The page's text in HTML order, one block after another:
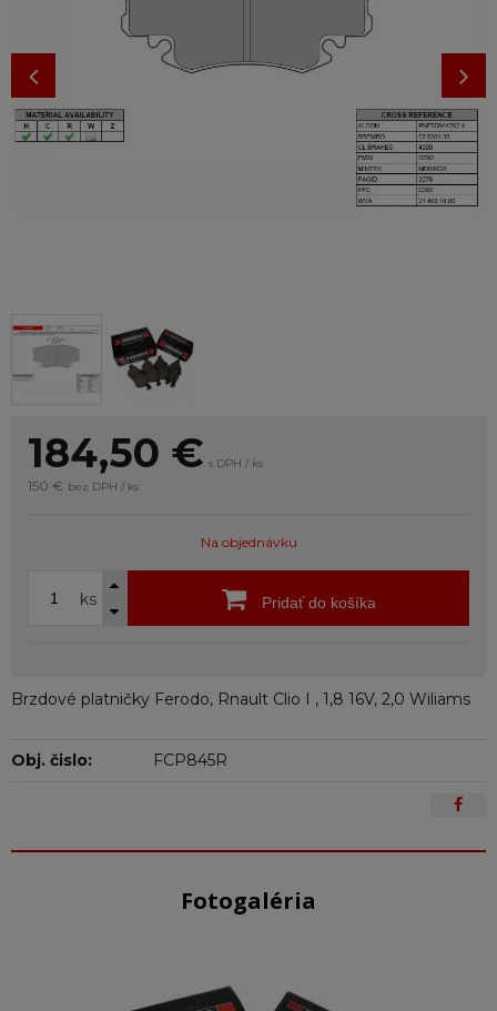
184,50 € s DPH / ks
150 € bez DPH / ks
Na objednávku
ks Pridať do košíka
Brzdové platničky Ferodo, Rnault Clio I , 1,8 16V, 2,0 Wiliams
Obj. čislo: FCP845R
Fotogaléria